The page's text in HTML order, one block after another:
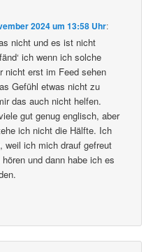
2024 um 13:58 Uhr:
nicht und es ist nicht
ich wenn ich solche
nicht erst im Feed sehen
Gefühl etwas nicht zu
das auch nicht helfen.
gut genug englisch, aber
ich nicht die Hälfte. Ich
weil ich mich drauf gefreut
und dann habe ich es